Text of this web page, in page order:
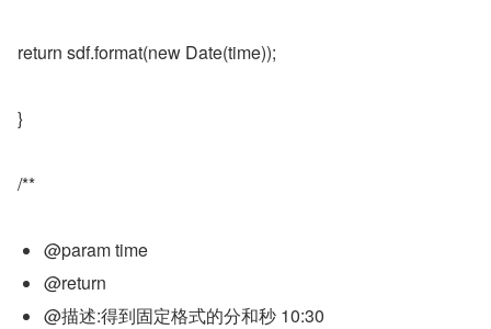
return sdf.format(new Date(time));
}
/**
@param time
@return
@描述:得到固定格式的分和秒 10:30